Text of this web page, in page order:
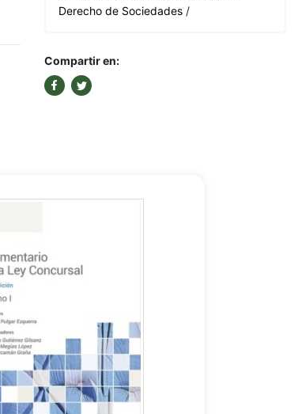
Derecho de Sociedades /
Compartir en: